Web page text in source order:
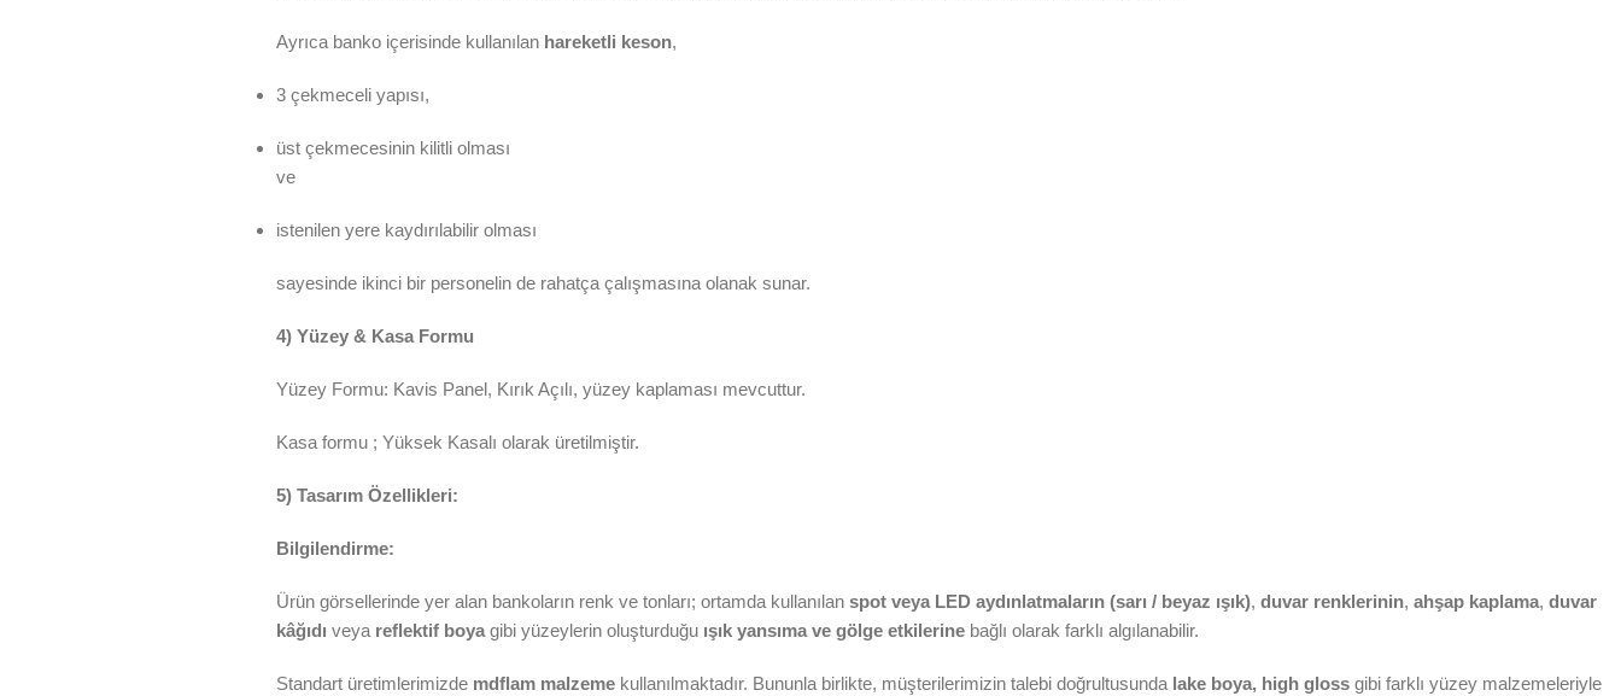
Ayrıca banko içerisinde kullanılan hareketli keson,
3 çekmeceli yapısı,
üst çekmecesinin kilitli olması
ve
istenilen yere kaydırılabilir olması
sayesinde ikinci bir personelin de rahatça çalışmasına olanak sunar.
4) Yüzey & Kasa Formu
Yüzey Formu: Kavis Panel, Kırık Açılı, yüzey kaplaması mevcuttur.
Kasa formu ; Yüksek Kasalı olarak üretilmiştir.
5) Tasarım Özellikleri:
Bilgilendirme:
Ürün görsellerinde yer alan bankoların renk ve tonları; ortamda kullanılan spot veya LED aydınlatmaların (sarı / beyaz ışık), duvar renklerinin, ahşap kaplama, duvar
kâğıdı veya reflektif boya gibi yüzeylerin oluşturduğu ışık yansıma ve gölge etkilerine bağlı olarak farklı algılanabilir.
Standart üretimlerimizde mdflam malzeme kullanılmaktadır. Bununla birlikte, müşterilerimizin talebi doğrultusunda lake boya, high gloss gibi farklı yüzey malzemeleriyle